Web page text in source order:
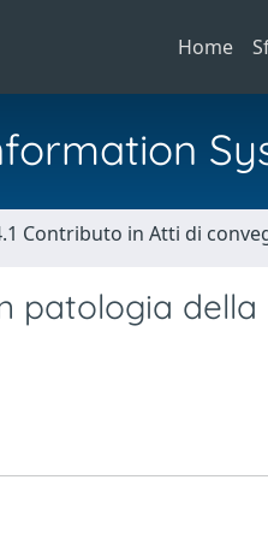
Home
Contributo in Atti di
patologia